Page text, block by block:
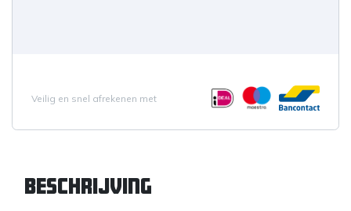
Veilig en snel afrekenen met
Beschrijving